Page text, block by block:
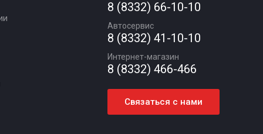
8 (8332) 66-10-10
Автосервис
8 (8332) 41-10-10
Интернет-магазин
8 (8332) 466-466
Связаться с нами